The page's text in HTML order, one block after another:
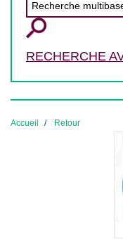
RECHERCHE
Accueil Retour